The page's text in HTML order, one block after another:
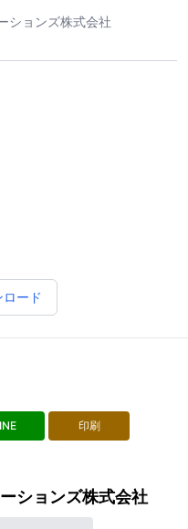
ションズ株式会社
ード
印刷
ションズ株式会社